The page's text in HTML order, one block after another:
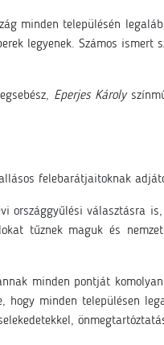
minden településén
legyenek. Számos ismert
Eperjes Károly
felebarátjaitoknak
országgyűlési választásra
tűznek maguk és
minden pontját
hogy minden településen